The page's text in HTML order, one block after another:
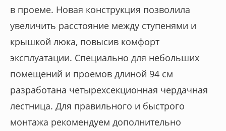
в проеме. Новая конструкция позволила
увеличить расстояние между ступенями и
крышкой люка, повысив комфорт
эксплуатации. Специально для небольших
помещений и проемов длиной 94 см
разработана четырехсекционная чердачная
лестница. Для правильного и быстрого
монтажа рекомендуем дополнительно